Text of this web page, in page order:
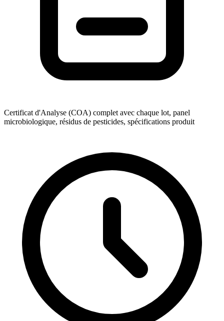
Certificat d'Analyse (COA) complet avec chaque lot, panel
microbiologique, résidus de pesticides, spécifications produit